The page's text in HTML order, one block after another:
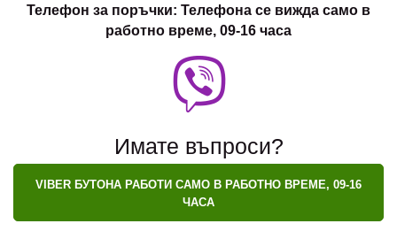
Телефон за поръчки: Телефона се вижда само в
работно време, 09-16 часа
Имате въпроси?
VIBER БУТОНА РАБОТИ САМО В РАБОТНО ВРЕМЕ, 09-16
ЧАСА